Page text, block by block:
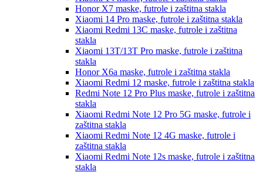
Honor X7 maske, futrole i zaštitna stakla
Xiaomi 14 Pro maske, futrole i zaštitna stakla
Xiaomi Redmi 13C maske, futrole i zaštitna
stakla
Xiaomi 13T/13T Pro maske, futrole i zaštitna
stakla
Honor X6a maske, futrole i zaštitna stakla
Xiaomi Redmi 12 maske, futrole i zaštitna stakla
Redmi Note 12 Pro Plus maske, futrole i zaštitna
stakla
Xiaomi Redmi Note 12 Pro 5G maske, futrole i
zaštitna stakla
Xiaomi Redmi Note 12 4G maske, futrole i
zaštitna stakla
Xiaomi Redmi Note 12s maske, futrole i zaštitna
stakla